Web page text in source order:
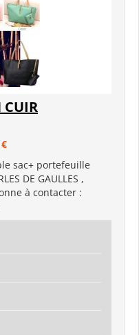
CUIR
sac+ portefeuille
DE GAULLES ,
à contacter :